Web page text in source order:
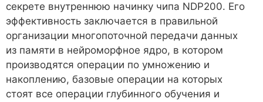
секрете внутреннюю начинку чипа NDP200. Его
эффективность заключается в правильной
организации многопоточной передачи данных
из памяти в нейроморфное ядро, в котором
производятся операции по умножению и
накоплению, базовые операции на которых
стоят все операции глубинного обучения и